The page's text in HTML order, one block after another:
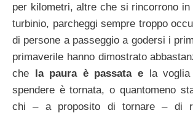
per kilometri, altre che si rincorrono in
turbinio, parcheggi sempre troppo
di persone a passeggio a godersi i
primaverile hanno dimostrato
che la paura è passata e la
spendere è tornata, o quantomeno
chi – a proposito di tornare – di